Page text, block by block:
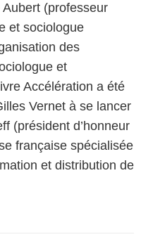
(professeur
et sociologue
des
et
Accélération a été
Vernet à se lancer
(président d’honneur
française spécialisée
et distribution de